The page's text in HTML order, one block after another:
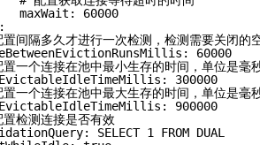
maxWait: 60000
置间隔多久才进行一次检测，检测需要关闭的
60000
置一个连接在池中最小生存的时间，单位是毫
300000
置一个连接在池中最大生存的时间，单位是毫
900000
置检测连接是否有效
SELECT 1 FROM DUAL